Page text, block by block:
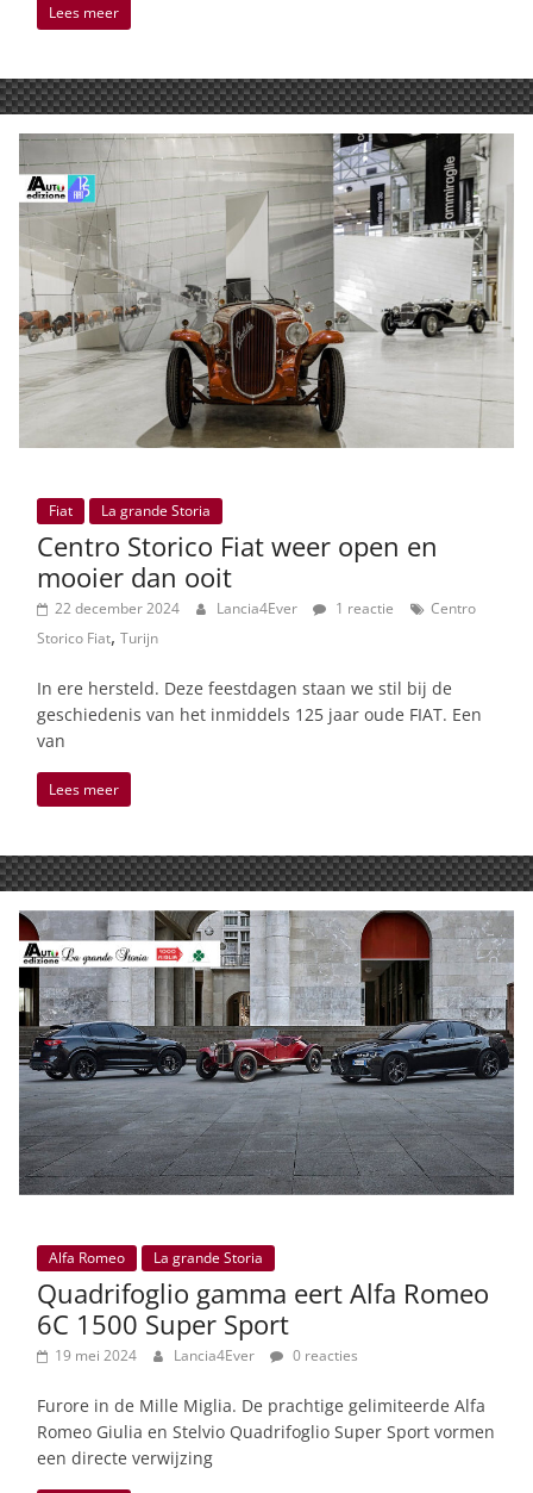
Lees meer
Fiat La grande Storia
Centro Storico Fiat weer open en
mooier dan ooit
22 december 2024 Lancia4Ever 1 reactie
Centro
Storico Fiat, Turijn
In ere hersteld. Deze feestdagen staan we stil bij de
geschiedenis van het inmiddels 125 jaar oude FIAT. Een
van
Lees meer
Alfa Romeo La grande Storia
Quadrifoglio gamma eert Alfa Romeo
6C 1500 Super Sport
19 mei 2024 Lancia4Ever 0 reacties
Furore in de Mille Miglia. De prachtige gelimiteerde Alfa
Romeo Giulia en Stelvio Quadrifoglio Super Sport vormen
een directe verwijzing